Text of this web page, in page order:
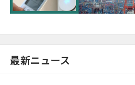
最新ニュース